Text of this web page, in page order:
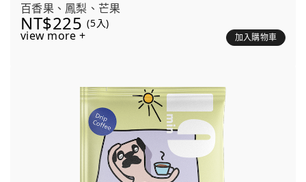
百香果、鳳梨、芒果
NT$225 (5入)
view more + 加入購物車